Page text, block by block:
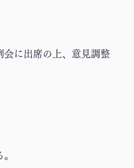
会に出席の上、意見調整